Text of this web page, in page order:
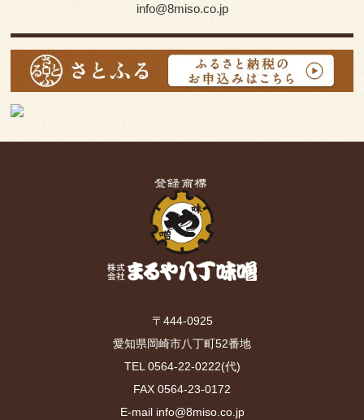
info@8miso.co.jp
〒444-0925
愛知県岡崎市八丁町52番地
TEL 0564-22-0222(代)
FAX 0564-23-0172
E-mail info@8miso.co.jp